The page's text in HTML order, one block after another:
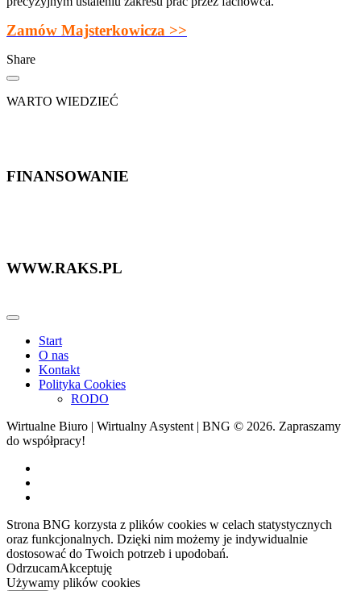
Zamów Majsterkowicza >>
Share
WARTO WIEDZIEĆ
FINANSOWANIE
WWW.RAKS.PL
Start
O nas
Kontakt
Polityka Cookies
RODO
Wirtualne Biuro | Wirtualny Asystent | BNG © 2026. Zapraszamy
do współpracy!
Strona BNG korzysta z plików cookies w celach statystycznych
oraz funkcjonalnych. Dzięki nim możemy je indywidualnie
dostosować do Twoich potrzeb i upodobań.
OdrzucamAkceptuję
Używamy plików cookies